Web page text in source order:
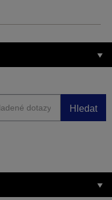
Hledat